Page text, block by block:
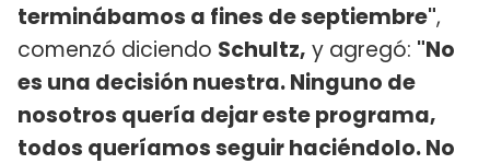
terminábamos a fines de septiembre",
comenzó diciendo Schultz, y agregó: "No
es una decisión nuestra. Ninguno de
nosotros quería dejar este programa,
todos queríamos seguir haciéndolo. No